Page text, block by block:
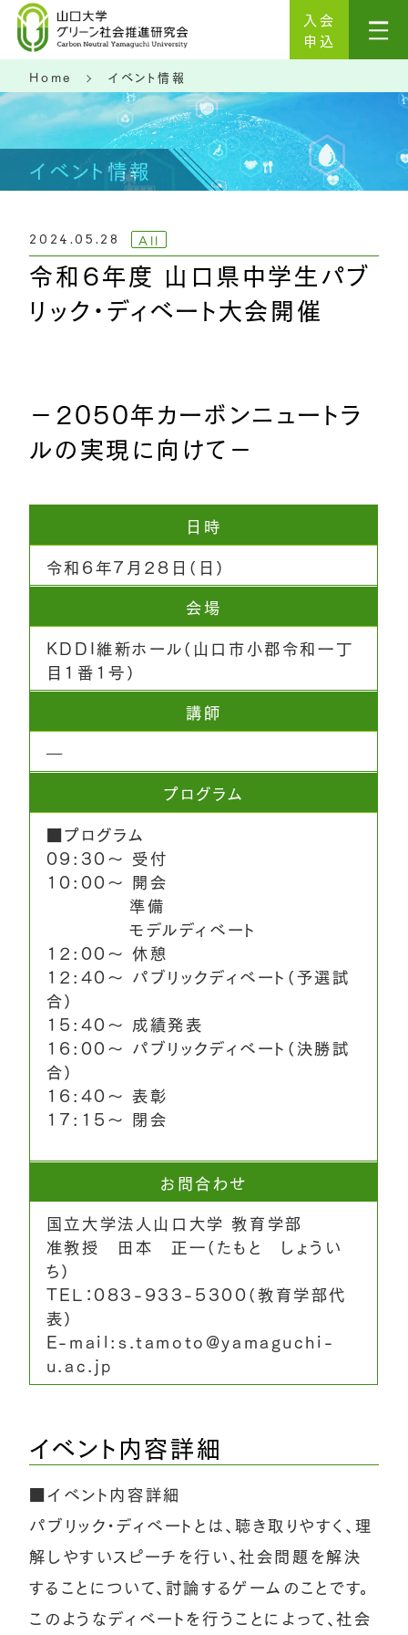
入会
申込
Home イベント情報
イベント情報
2024.05.28 All
令和６年度 山口県中学生パブ
リック・ディベート大会開催
－2050年カーボンニュートラ
ルの実現に向けて－
日時
令和6年7月28日（日）
会場
KDDI維新ホール（山口市小郡令和一丁
目1番1号）
講師
―
プログラム
■プログラム
09:30～ 受付
10:00～ 開会
準備
モデルディベート
12:00～ 休憩
12:40～ パブリックディベート（予選試
合）
15:40～ 成績発表
16:00～ パブリックディベート（決勝試
合）
16:40～ 表彰
17:15～ 閉会
お問合わせ
国立大学法人山口大学 教育学部
准教授 田本 正一（たもと しょうい
ち）
TEL：083-933-5300（教育学部代
表）
E-mail:s.tamoto@yamaguchi-
u.ac.jp
イベント内容詳細
■イベント内容詳細
パブリック・ディベートとは、聴き取りやすく、理
解しやすいスピーチを行い、社会問題を解決
することについて、討論するゲームのことです。
このようなディベートを行うことによって、社会